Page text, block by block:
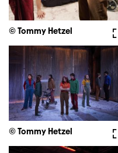
© Tommy Hetzel
© Tommy Hetzel